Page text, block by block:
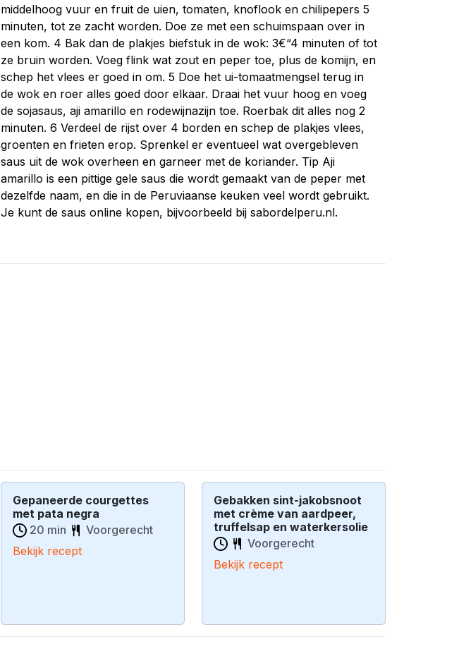
middelhoog vuur en fruit de uien, tomaten, knoflook en chilipepers 5
minuten, tot ze zacht worden. Doe ze met een schuimspaan over in
een kom. 4 Bak dan de plakjes biefstuk in de wok: 3€“4 minuten of tot
ze bruin worden. Voeg flink wat zout en peper toe, plus de komijn, en
schep het vlees er goed in om. 5 Doe het ui-tomaatmengsel terug in
de wok en roer alles goed door elkaar. Draai het vuur hoog en voeg
de sojasaus, aji amarillo en rodewijnazijn toe. Roerbak dit alles nog 2
minuten. 6 Verdeel de rijst over 4 borden en schep de plakjes vlees,
groenten en frieten erop. Sprenkel er eventueel wat overgebleven
saus uit de wok overheen en garneer met de koriander. Tip Aji
amarillo is een pittige gele saus die wordt gemaakt van de peper met
dezelfde naam, en die in de Peruviaanse keuken veel wordt gebruikt.
Je kunt de saus online kopen, bijvoorbeeld bij sabordelperu.nl.
Gepaneerde courgettes
met pata negra
20 min
Voorgerecht
Bekijk recept
Gebakken sint-jakobsnoot
met crème van aardpeer,
truffelsap en waterkersolie
Voorgerecht
Bekijk recept